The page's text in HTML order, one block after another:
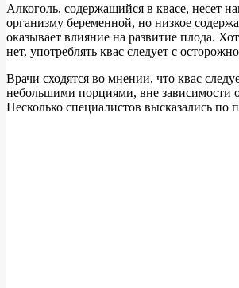
Алкоголь, содержащийся в квасе, несет
организму беременной, но низкое
оказывает влияние на развитие плода.
нет, употреблять квас следует с
Врачи сходятся во мнении, что квас
небольшими порциями, вне зависимости
Несколько специалистов высказались по